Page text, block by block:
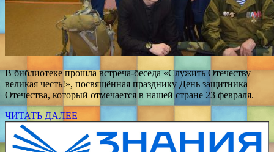
В библиотеке прошла встреча-беседа «Служить Отечеству –
великая честь!», посвящённая празднику День защитника
Отечества, который отмечается в нашей стране 23 февраля.
ЧИТАТЬ ДАЛЕЕ